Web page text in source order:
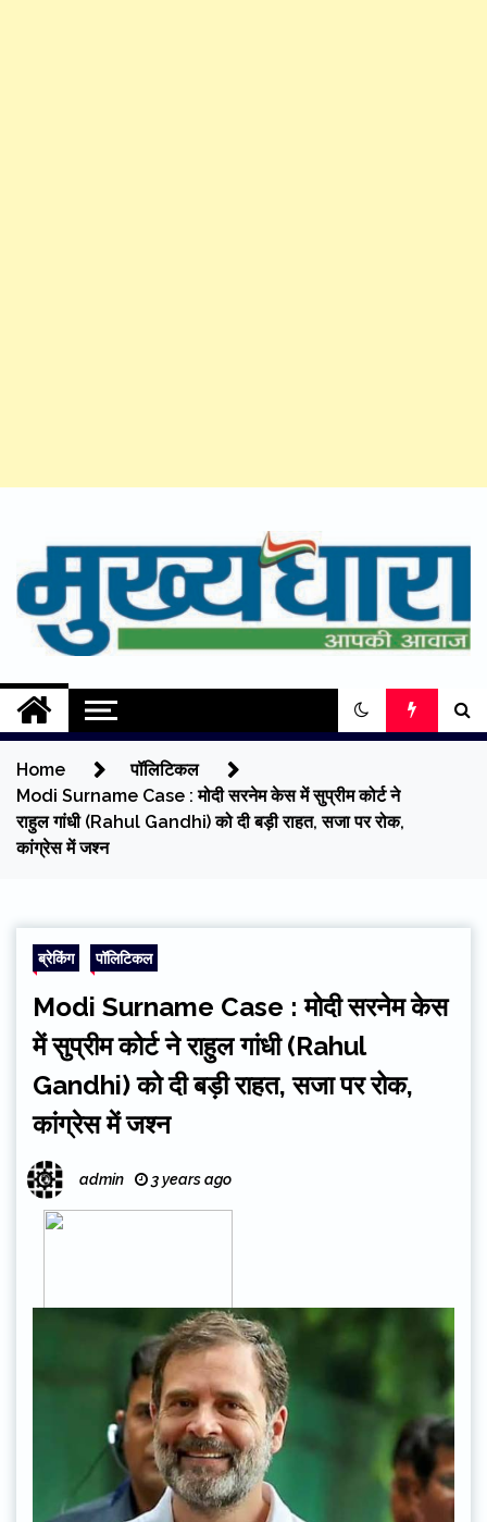
content
Mukhyadhara
Aapki Aawaz
Home
पॉलिटिकल
Modi Surname Case : मोदी सरनेम केस में सुप्रीम कोर्ट ने
राहुल गांधी (Rahul Gandhi) को दी बड़ी राहत, सजा पर रोक,
कांग्रेस में जश्न
ब्रेकिंग पॉलिटिकल
Modi Surname Case : मोदी सरनेम केस
में सुप्रीम कोर्ट ने राहुल गांधी (Rahul
Gandhi) को दी बड़ी राहत, सजा पर रोक,
कांग्रेस में जश्न
admin 3 years ago